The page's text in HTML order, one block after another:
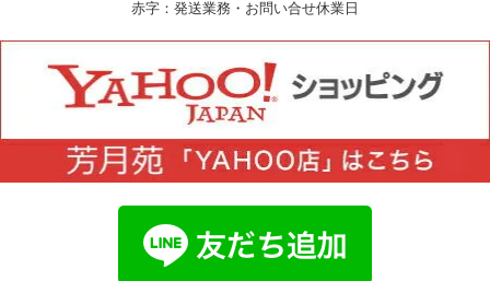
赤字：発送業務・お問い合せ休業日